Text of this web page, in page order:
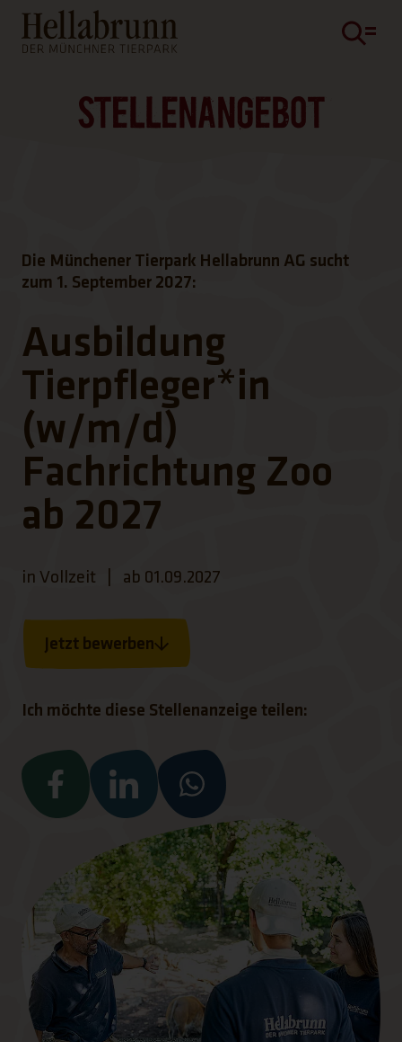
Hauptinhalt
Fußbereich
STELLENANGEBOT
Die Münchener Tierpark Hellabrunn AG sucht
zum 1. September 2027:
Ausbildung
Tierpfleger*in
(w/m/d)
Fachrichtung Zoo
ab 2027
in Vollzeit ab 01.09.2027
Jetzt bewerben
Ich möchte diese Stellenanzeige teilen:
(Link öffnet einen neuen Tab)
(Link öffnet einen neuen Tab)
(Link öffnet einen neuen